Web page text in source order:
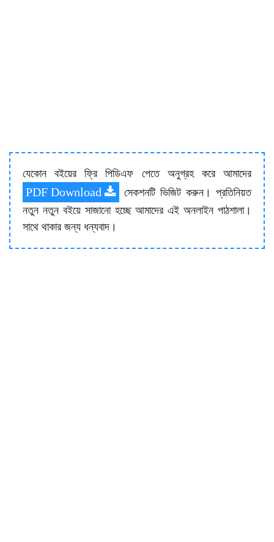
যেকোন বইয়ের ফ্রি পিডিএফ পেতে অনুগ্রহ করে আমাদের
PDF Download
সেকশনটি ভিজিট করুন। প্রতিনিয়ত
নতুন নতুন বইয়ে সাজানো হচ্ছে আমাদের এই অনলাইন পাঠশালা।
সাথে থাকার জন্য ধন্যবাদ।